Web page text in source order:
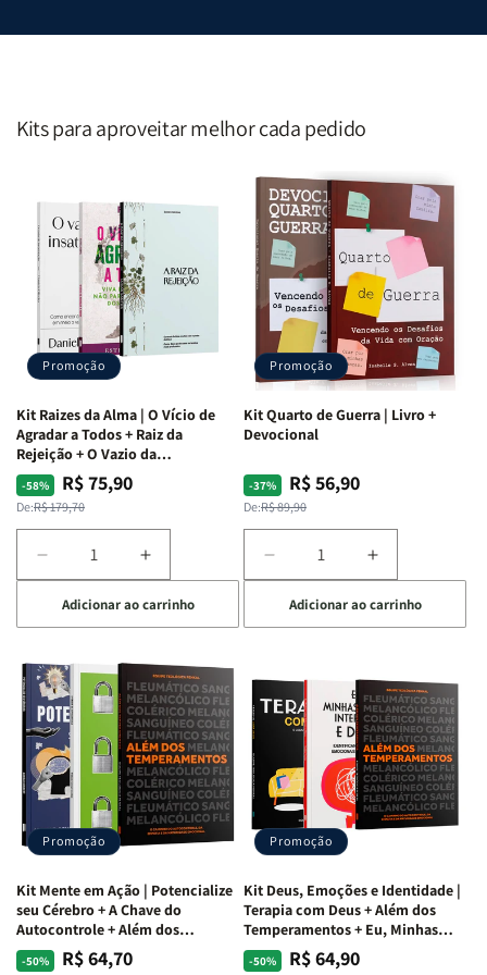
Kits para aproveitar melhor cada pedido
Promoção
Kit Raizes da Alma | O Vício de
Agradar a Todos + Raiz da
Rejeição + O Vazio da
Insatisfação.
-58%
Preço
normal
De:R$ 179,70
Preço
promocional
R$ 75,90
Diminuir
a
quantidade
de
Raizes
da
Alma
|
O
Vício
Agradar
a
Todos
+
Raiz
da
Aumentar
a
quantidade
de
Raizes
da
Alma
|
O
Vício
de
Agradar
Todos
+
Raiz
Adicionar ao carrinho
Promoção
Kit Quarto de Guerra | Livro +
Devocional
-37%
Preço
normal
De:R$ 89,90
Preço
promocional
R$ 56,90
Diminuir
a
quantidade
de
Quarto
de
Guerra
Livro
+
Devocional
Aumentar
a
quantidade
de
Quarto
de
Guerra
|
Livro
+
Devocional
Adicionar ao carrinho
Promoção
Kit Mente em Ação | Potencialize
seu Cérebro + A Chave do
Autocontrole + Além dos
Temperamentos
-50%
Preço
PreçoR$ 64,70
Promoção
Kit Deus, Emoções e Identidade |
Terapia com Deus + Além dos
Temperamentos + Eu, Minhas
Feridas e Deus
-50%
Preço
PreçoR$ 64,90